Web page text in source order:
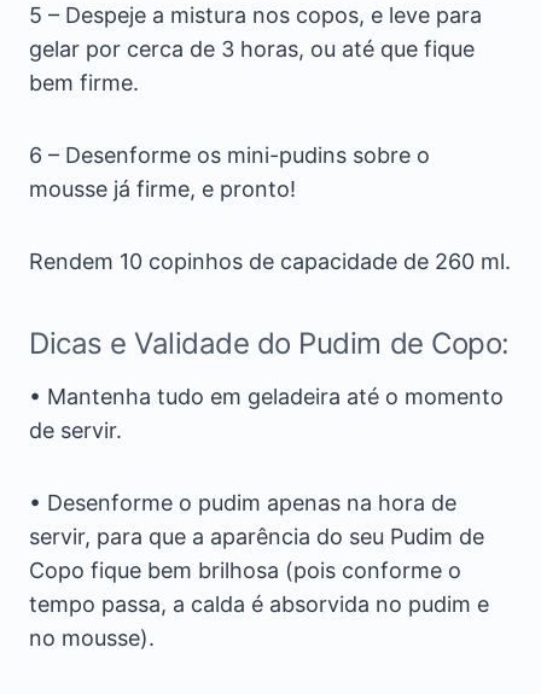
5 – Despeje a mistura nos copos, e leve para
gelar por cerca de 3 horas, ou até que fique
bem firme.
6 – Desenforme os mini-pudins sobre o
mousse já firme, e pronto!
Rendem 10 copinhos de capacidade de 260 ml.
Dicas e Validade do Pudim de Copo:
• Mantenha tudo em geladeira até o momento
de servir.
• Desenforme o pudim apenas na hora de
servir, para que a aparência do seu Pudim de
Copo fique bem brilhosa (pois conforme o
tempo passa, a calda é absorvida no pudim e
no mousse).